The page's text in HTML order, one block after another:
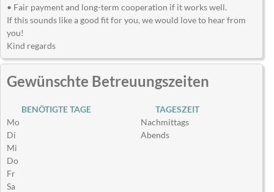
• Fair payment and long-term cooperation if it works well.
If this sounds like a good fit for you, we would love to hear from
you!
Kind regards
Gewünschte Betreuungszeiten
BENÖTIGTE TAGE
Mo
Di
Mi
Do
Fr
Sa
TAGESZEIT
Nachmittags
Abends